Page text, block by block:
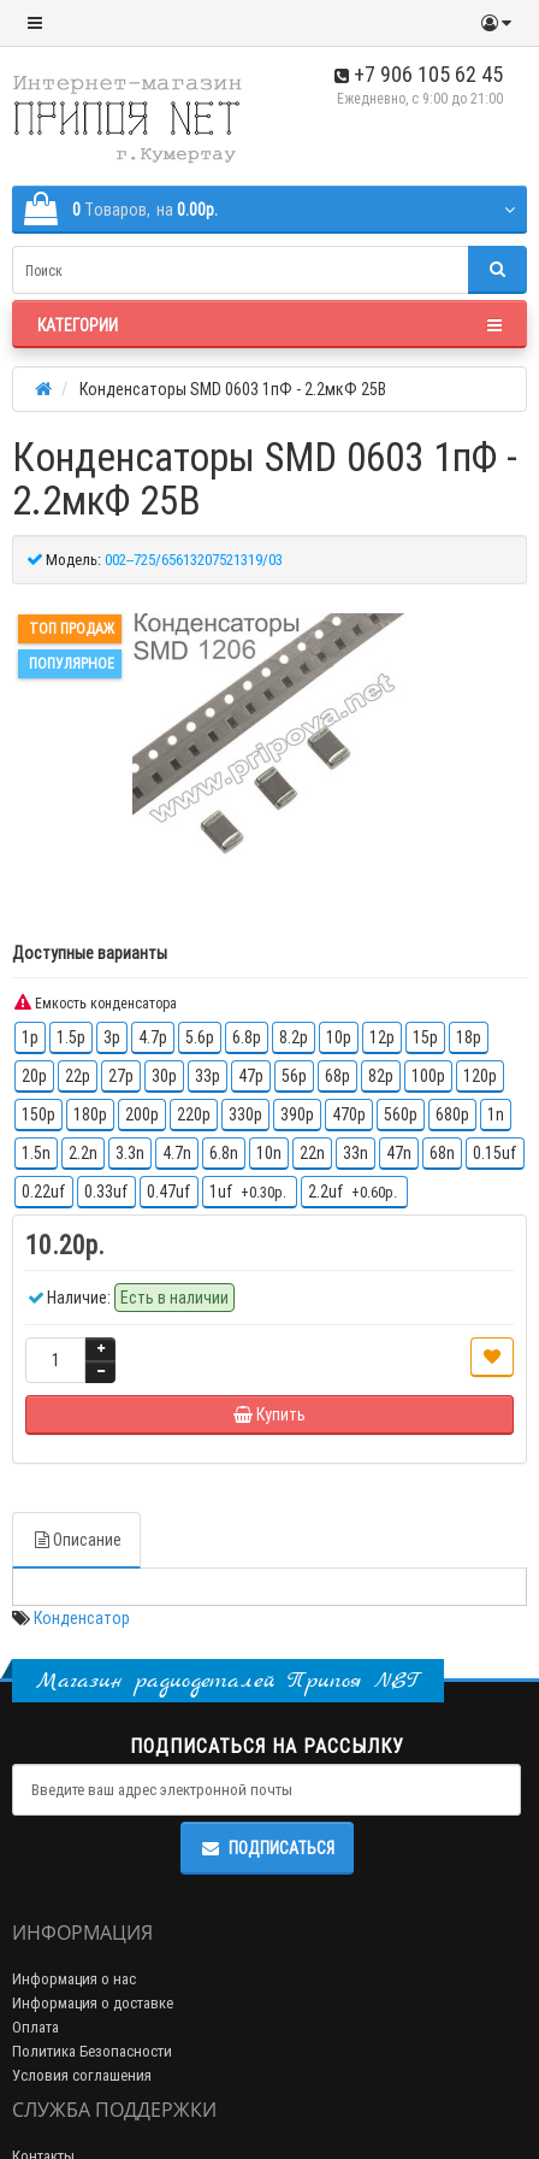
+7 906 105 62 45
Ежедневно, с 9:00 до 21:00
0 Tоваров, на 0.00р.
КАТЕГОРИИ
Конденсаторы SMD 0603 1пФ - 2.2мкФ 25В
Конденсаторы SMD 0603 1пФ -
2.2мкФ 25В
Модель:002--725/65613207521319/03
ТОП ПРОДАЖ
ПОПУЛЯРНОЕ
Доступные варианты
Емкость конденсатора
1p 1.5p 3p 4.7p 5.6p 6.8p 8.2p 10p 12p 15p
18p
20p
22p 27p 30p 33p 47p 56p 68p 82p 100p
120p
150p
180p 200p 220p 330p 390p 470p 560p 680p
1n
1.5n
2.2n 3.3n 4.7n 6.8n 10n 22n 33n 47n 68n
0.15uf
0.22uf
0.33uf 0.47uf 1uf +0.30р. 2.2uf +0.60р.
10.20р.
Наличие: Есть в наличии
Купить
Описание
Конденсатор
Магазин радиодеталей Припоя NET
ПОДПИСАТЬСЯ НА РАССЫЛКУ
ПОДПИСАТЬСЯ
ИНФОРМАЦИЯ
Информация о нас
Информация о доставке
Оплата
Политика Безопасности
Условия соглашения
СЛУЖБА ПОДДЕРЖКИ